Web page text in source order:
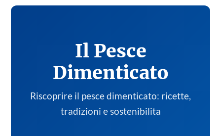
Il Pesce
Dimenticato
Riscoprire il pesce dimenticato: ricette,
tradizioni e sostenibilita